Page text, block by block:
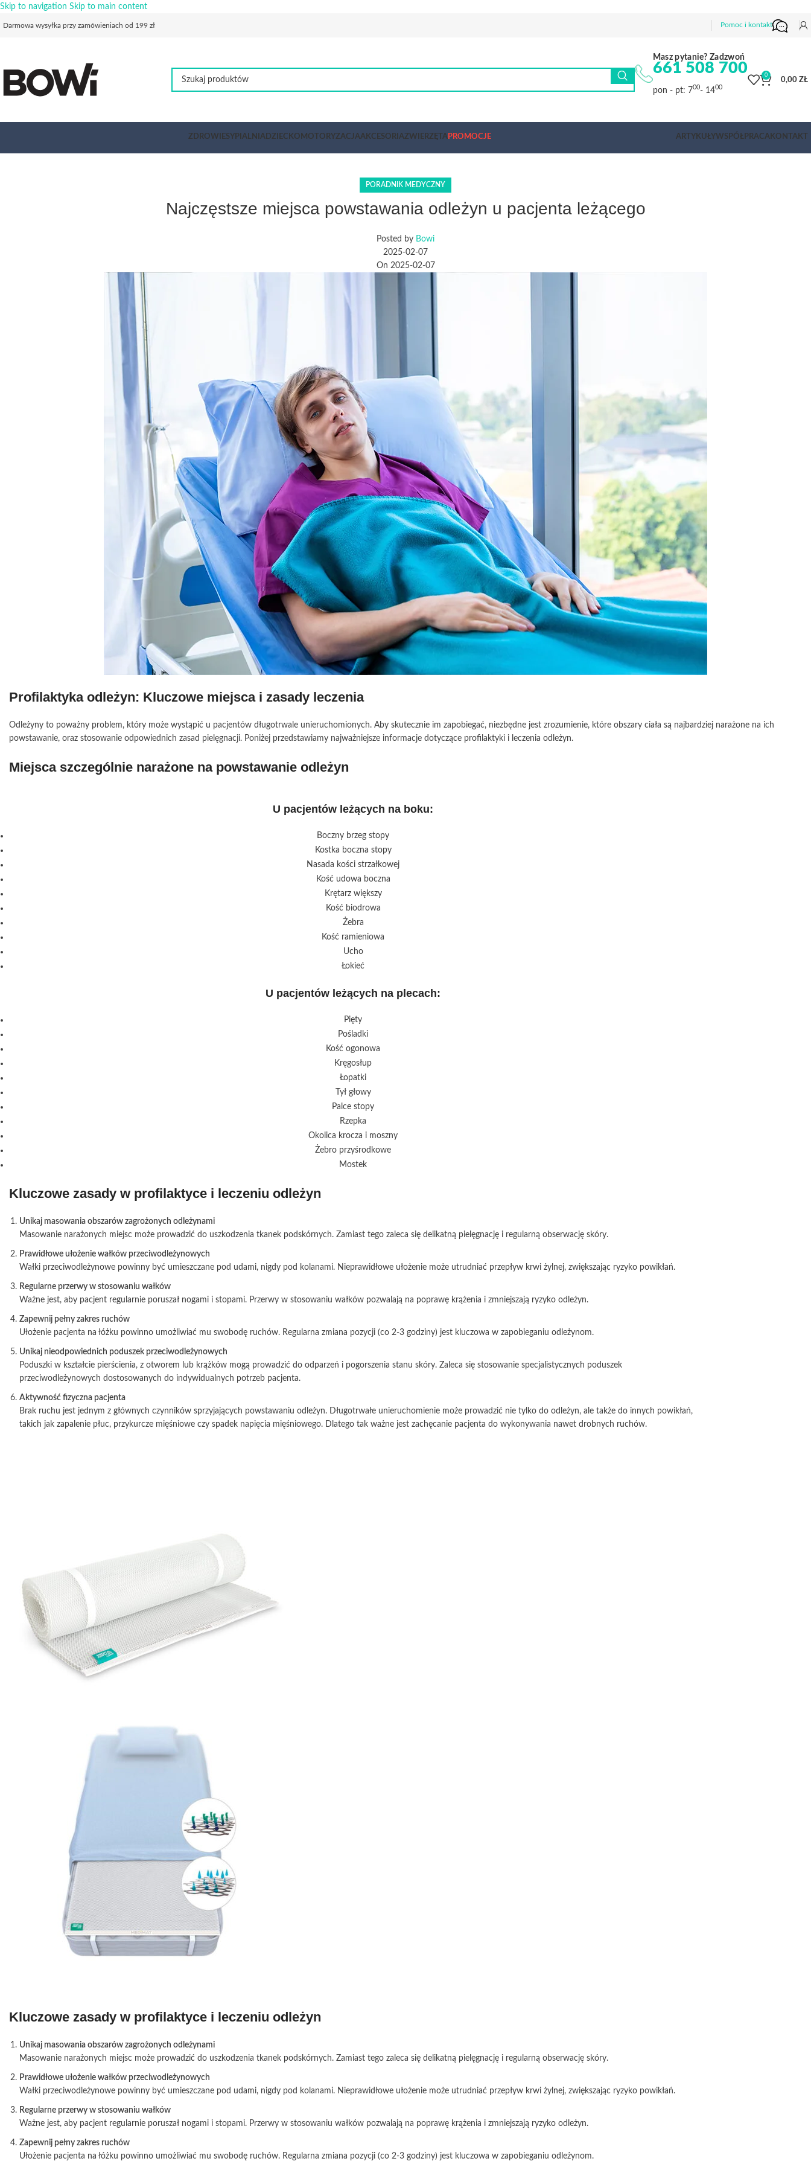
Skip to navigation Skip to main content
Darmowa wysyłka przy zamówieniach od 199 zł Pomoc i kontakt
Masz pytanie? Zadzwoń
661 508 700
pon - pt: 700- 1400
0
0,00 ZŁ
ZDROWIESYPIALNIADZIECKO MOTORYZACJAAKCESORIAZWIERZĘTAPROMOCJE ARTYKUŁYWSPÓŁPRACA KONTAKT
PORADNIK MEDYCZNY
Najczęstsze miejsca powstawania odleżyn u pacjenta leżącego
Posted by Bowi
2025-02-07
On 2025-02-07
Profilaktyka odleżyn: Kluczowe miejsca i zasady leczenia
Odleżyny to poważny problem, który może wystąpić u pacjentów długotrwale unieruchomionych. Aby skutecznie im zapobiegać, niezbędne jest zrozumienie, które obszary ciała są najbardziej narażone na ich
powstawanie, oraz stosowanie odpowiednich zasad pielęgnacji. Poniżej przedstawiamy najważniejsze informacje dotyczące profilaktyki i leczenia odleżyn.
Miejsca szczególnie narażone na powstawanie odleżyn
U pacjentów leżących na boku:
Boczny brzeg stopy
Kostka boczna stopy
Nasada kości strzałkowej
Kość udowa boczna
Krętarz większy
Kość biodrowa
Żebra
Kość ramieniowa
Ucho
Łokieć
U pacjentów leżących na plecach:
Pięty
Pośladki
Kość ogonowa
Kręgosłup
Łopatki
Tył głowy
Palce stopy
Rzepka
Okolica krocza i moszny
Żebro przyśrodkowe
Mostek
Kluczowe zasady w profilaktyce i leczeniu odleżyn
Unikaj masowania obszarów zagrożonych odleżynami
Masowanie narażonych miejsc może prowadzić do uszkodzenia tkanek podskórnych. Zamiast tego zaleca się delikatną pielęgnację i regularną obserwację skóry.
Prawidłowe ułożenie wałków przeciwodleżynowych
Wałki przeciwodleżynowe powinny być umieszczane pod udami, nigdy pod kolanami. Nieprawidłowe ułożenie może utrudniać przepływ krwi żylnej, zwiększając ryzyko powikłań.
Regularne przerwy w stosowaniu wałków
Ważne jest, aby pacjent regularnie poruszał nogami i stopami. Przerwy w stosowaniu wałków pozwalają na poprawę krążenia i zmniejszają ryzyko odleżyn.
Zapewnij pełny zakres ruchów
Ułożenie pacjenta na łóżku powinno umożliwiać mu swobodę ruchów. Regularna zmiana pozycji (co 2-3 godziny) jest kluczowa w zapobieganiu odleżynom.
Unikaj nieodpowiednich poduszek przeciwodleżynowych
Poduszki w kształcie pierścienia, z otworem lub krążków mogą prowadzić do odparzeń i pogorszenia stanu skóry. Zaleca się stosowanie specjalistycznych poduszek
przeciwodleżynowych dostosowanych do indywidualnych potrzeb pacjenta.
Aktywność fizyczna pacjenta
Brak ruchu jest jednym z głównych czynników sprzyjających powstawaniu odleżyn. Długotrwałe unieruchomienie może prowadzić nie tylko do odleżyn, ale także do innych powikłań,
takich jak zapalenie płuc, przykurcze mięśniowe czy spadek napięcia mięśniowego. Dlatego tak ważne jest zachęcanie pacjenta do wykonywania nawet drobnych ruchów.
Kluczowe zasady w profilaktyce i leczeniu odleżyn
Unikaj masowania obszarów zagrożonych odleżynami
Masowanie narażonych miejsc może prowadzić do uszkodzenia tkanek podskórnych. Zamiast tego zaleca się delikatną pielęgnację i regularną obserwację skóry.
Prawidłowe ułożenie wałków przeciwodleżynowych
Wałki przeciwodleżynowe powinny być umieszczane pod udami, nigdy pod kolanami. Nieprawidłowe ułożenie może utrudniać przepływ krwi żylnej, zwiększając ryzyko powikłań.
Regularne przerwy w stosowaniu wałków
Ważne jest, aby pacjent regularnie poruszał nogami i stopami. Przerwy w stosowaniu wałków pozwalają na poprawę krążenia i zmniejszają ryzyko odleżyn.
Zapewnij pełny zakres ruchów
Ułożenie pacjenta na łóżku powinno umożliwiać mu swobodę ruchów. Regularna zmiana pozycji (co 2-3 godziny) jest kluczowa w zapobieganiu odleżynom.